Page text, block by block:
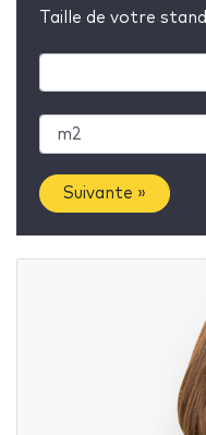
Taille de votre stand
Suivante »